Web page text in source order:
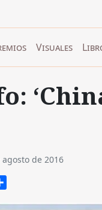
Visuales
agosto de 2016